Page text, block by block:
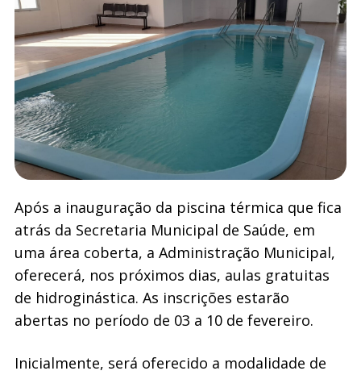
Após a inauguração da piscina térmica que fica
atrás da Secretaria Municipal de Saúde, em
uma área coberta, a Administração Municipal,
oferecerá, nos próximos dias, aulas gratuitas
de hidroginástica. As inscrições estarão
abertas no período de 03 a 10 de fevereiro.
Inicialmente, será oferecido a modalidade de